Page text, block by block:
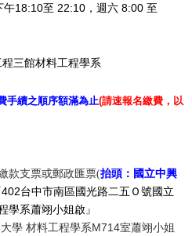
午18:10至 22:10 ，週六 8:00 至
三館材料工程學系
手續之順序額滿為止(請速報名繳費，以
款支票或郵政匯票(抬頭：國立中興
402台中市南區國光路二五Ｏ號國立
學系蕭翊小姐啟 』
學 材料工程學系M714室蕭翊小姐